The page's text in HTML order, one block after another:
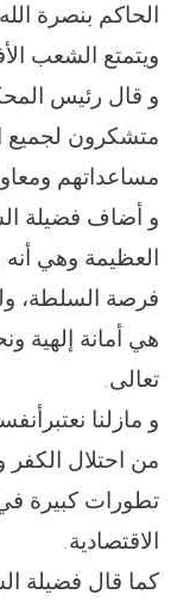
الحاكم بنصرة
ويتمتع الشعب
و قال رئيس
متشكرون لجميع
مساعداتهم
و أضاف فضيلة
العظيمة وهي أنه
فرصة السلطة،
هي أمانة إلهية
تعالى.
و مازلنا
من احتلال
تطورات كبيرة
الاقتصادية.
كما قال فضيلة